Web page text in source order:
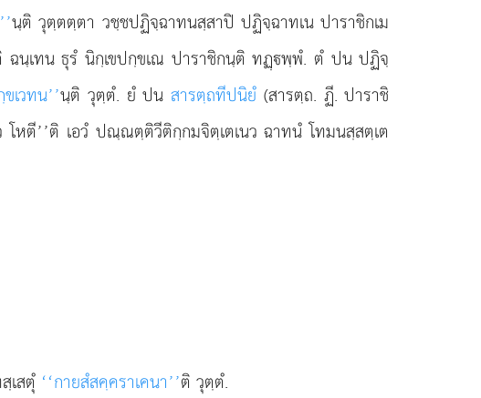
นฺติ วุตฺตตฺตา วชฺชปฏิจฺฉาทนสฺสาปิ ปฏิจฺฉาทเน ปาราชิกเม
นฺเทน ธุรํ นิกฺเขปกฺขเณ ปาราชิกนฺติ ทฏฺพฺพํ. ตํ ปน ปฏิจฺ
ขเวทน’’นฺติ วุตฺตํ. ยํ ปนสารตฺถทีปนิยํ (สารตฺถ. ฏี. ปาราชิ
ตี’’ติ เอวํ ปณฺณตฺติวีติกฺกมจิตฺเตเนว ฉาทนํ โทมนสฺสตฺเต
เสตุํ ‘‘กายสํสคฺคราเคนา’’ติ วุตฺตํ.